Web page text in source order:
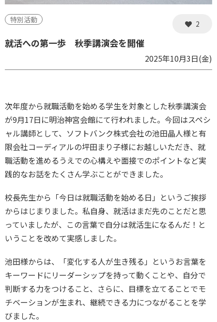
特別活動 2
就活への第一歩 秋季講演会を開催
2025年10月3日(金)
次年度から就職活動を始める学生を対象とした秋季講演会
が9月17日に明治神宮会館にて行われました。今回はスペシ
ャル講師として、ソフトバンク株式会社の池田晶人様と有
限会社コーディアルの坪田まり子様にお越しいただき、就
職活動を進めるうえでの心構えや面接でのポイントなど実
践的なお話をたくさん学ぶことができました。
校長先生から「今日は就職活動を始める日」というご挨拶
からはじまりました。私自身、就活はまだ先のことだと思
っていましたが、この言葉で自分は就活生になるんだ！と
いうことを改めて実感しました。
池田様からは、「変化する人が生き残る」というお言葉を
キーワードにリーダーシップを持って動くことや、自分で
判断する力をつけること、さらに、目標を立てることでモ
チベーションが生まれ、継続できる力につながることを学
びました。